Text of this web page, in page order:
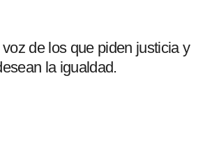
de los que piden justicia y
la igualdad.